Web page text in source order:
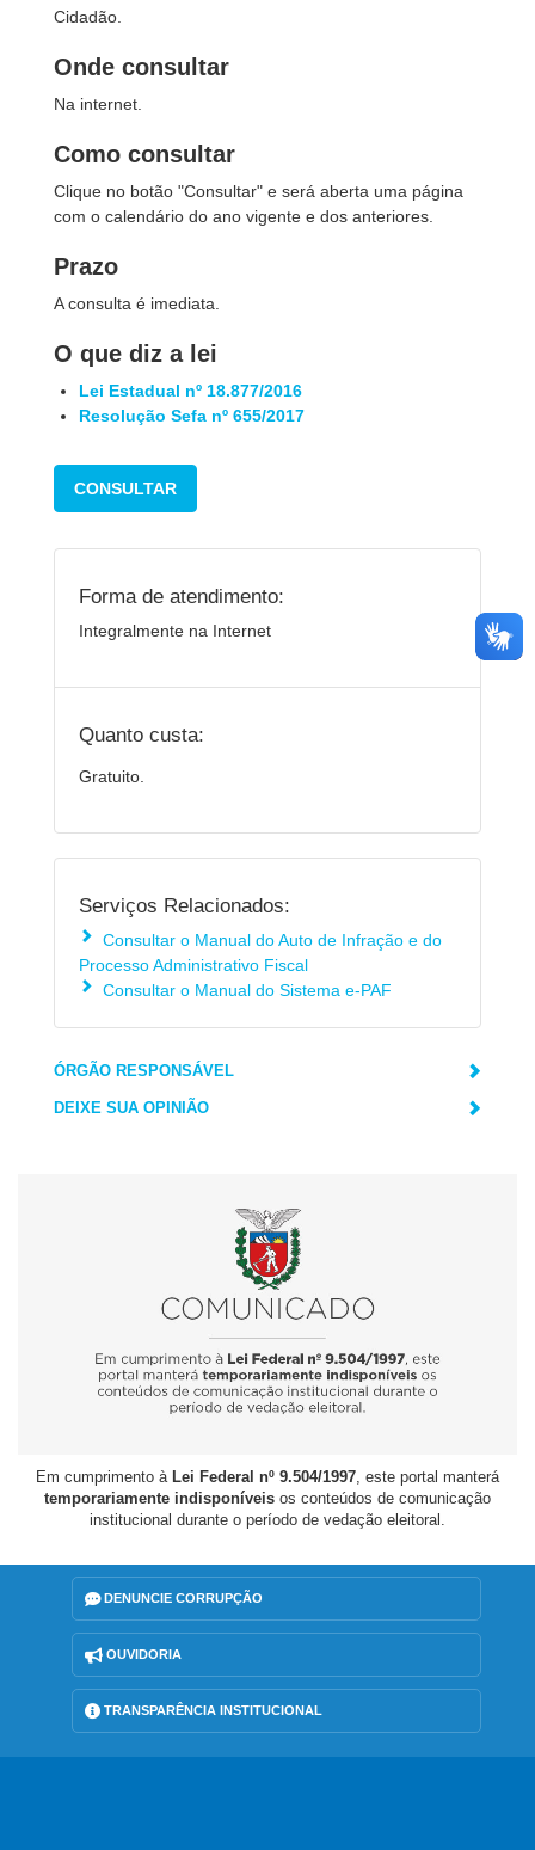
Cidadão.
Onde consultar
Na internet.
Como consultar
Clique no botão "Consultar" e será aberta uma página
com o calendário do ano vigente e dos anteriores.
Prazo
A consulta é imediata.
O que diz a lei
Lei Estadual nº 18.877/2016
Resolução Sefa nº 655/2017
CONSULTAR
Forma de atendimento:
Integralmente na Internet
Quanto custa:
Gratuito.
Serviços Relacionados:
Consultar o Manual do Auto de Infração e do
Processo Administrativo Fiscal
Consultar o Manual do Sistema e-PAF
ÓRGÃO RESPONSÁVEL
DEIXE SUA OPINIÃO
Em cumprimento à Lei Federal nº 9.504/1997, este portal manterá
temporariamente indisponíveis os conteúdos de comunicação
institucional durante o período de vedação eleitoral.
DENUNCIE CORRUPÇÃO
OUVIDORIA
TRANSPARÊNCIA INSTITUCIONAL